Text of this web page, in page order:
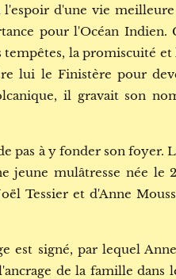
d'une vie
pour l'Océan Indien.
tempêtes, la promiscuité
lui le Finistère pour
il gravait son
à y fonder son foyer.
jeune mulâtresse née le
Tessier et d'Anne
est signé, par lequel
de la famille dans